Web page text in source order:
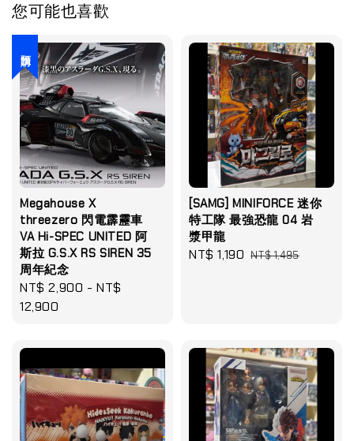
您可能也喜歡
Megahouse X
threezero 閃電霹靂車
VA Hi-SPEC UNITED 阿
斯拉 G.S.X RS SIREN 35
周年紀念
Regular
price
NT$ 2,900 -NT$
12,900
[SAMG] MINIFORCE 迷你
特工隊 最強恐龍 04 岩
漿甲龍
Sale
NT$ 1,190 Regular
NT$ 1,495